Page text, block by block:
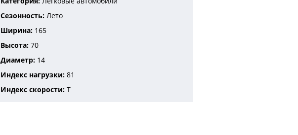
Сезонность Лето
Ширина 165
Высота 70
Диаметр 14
Индекс нагрузки 81
Индекс скорости T